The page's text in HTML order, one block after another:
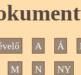
A Á
M N NY